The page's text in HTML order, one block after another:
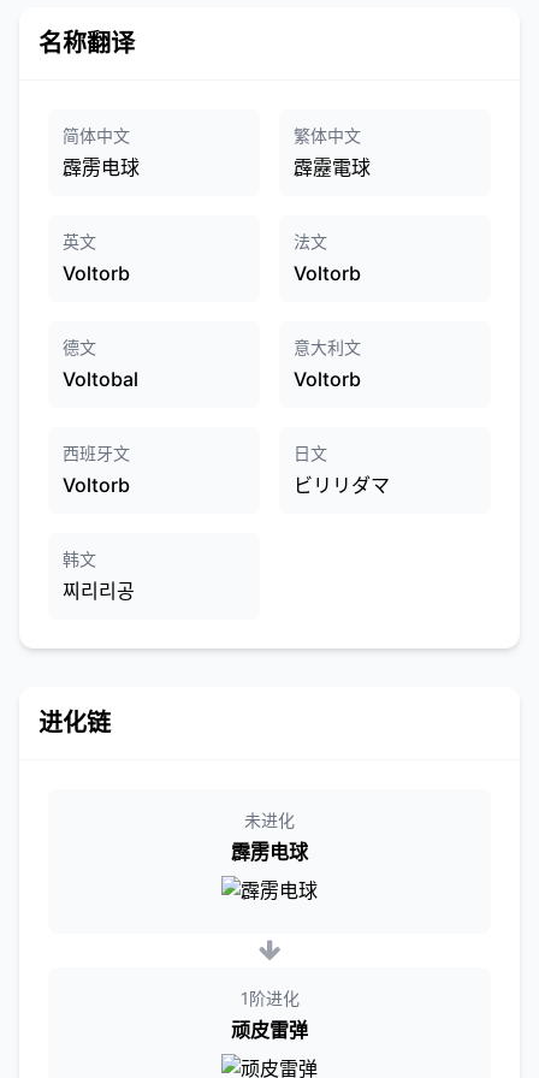
名称翻译
简体中文
霹雳电球
繁体中文
霹靂電球
英文
Voltorb
法文
Voltorb
德文
Voltobal
意大利文
Voltorb
西班牙文
Voltorb
日文
ビリリダマ
韩文
찌리리공
进化链
未进化
霹雳电球
1阶进化
顽皮雷弹